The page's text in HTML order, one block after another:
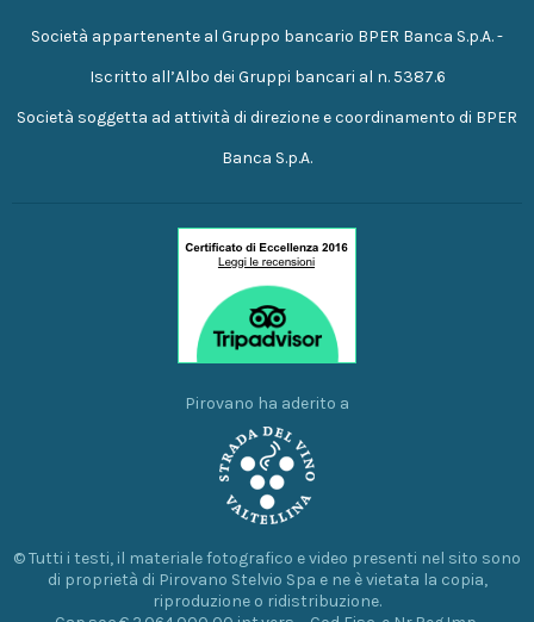
Società appartenente al Gruppo bancario BPER Banca S.p.A. -
Iscritto all’Albo dei Gruppi bancari al n. 5387.6
Società soggetta ad attività di direzione e coordinamento di BPER
Banca S.p.A.
Pirovano ha aderito a
© Tutti i testi, il materiale fotografico e video presenti nel sito sono
di proprietà di Pirovano Stelvio Spa e ne è vietata la copia,
riproduzione o ridistribuzione.